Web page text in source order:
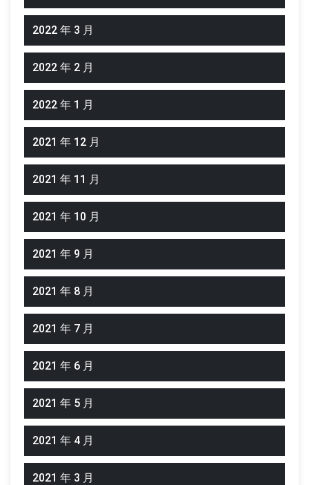
2022 年 3 月
2022 年 2 月
2022 年 1 月
2021 年 12 月
2021 年 11 月
2021 年 10 月
2021 年 9 月
2021 年 8 月
2021 年 7 月
2021 年 6 月
2021 年 5 月
2021 年 4 月
2021 年 3 月